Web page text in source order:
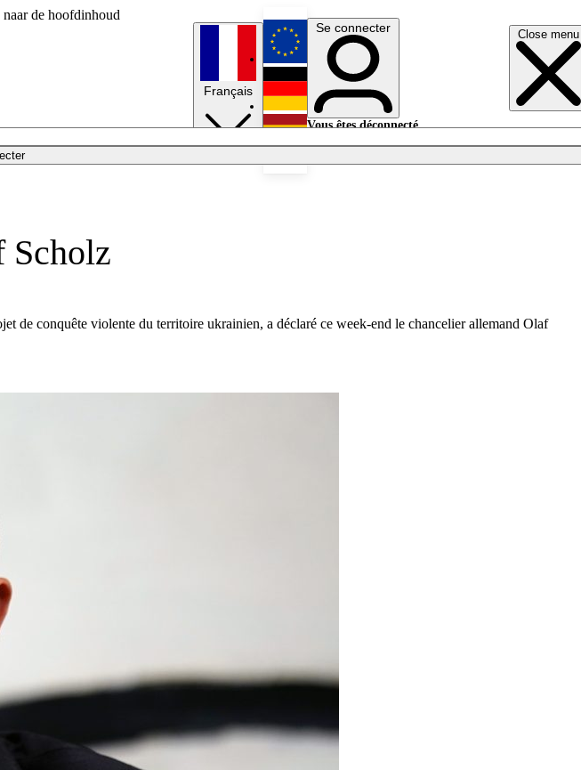
naar de hoofdinhoud
Close menu
Français
English
Deutsch
Se connecter
Vous êtes déconnecté.
Scholz
de conquête violente du territoire ukrainien, a déclaré ce week-end le chancelier allemand Olaf